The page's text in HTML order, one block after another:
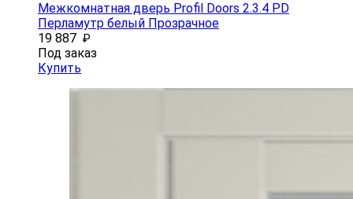
Межкомнатная дверь Profil Doors 2.3.4 PD
Перламутр белый Прозрачное
19 887 ₽
Под заказ
Купить